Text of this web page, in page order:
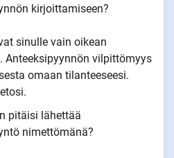
kirjoittamiseen?
sinulle vain oikean
Anteeksipyynnön vilpittömyys
omaan tilanteeseesi.
pitäisi lähettää
nimettömänä?